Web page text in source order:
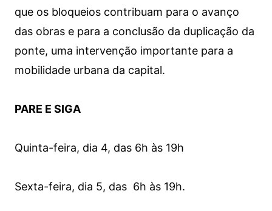
que os bloqueios contribuam para o avanço
das obras e para a conclusão da duplicação da
ponte, uma intervenção importante para a
mobilidade urbana da capital.
PARE E SIGA
Quinta-feira, dia 4, das 6h às 19h
Sexta-feira, dia 5, das 6h às 19h.